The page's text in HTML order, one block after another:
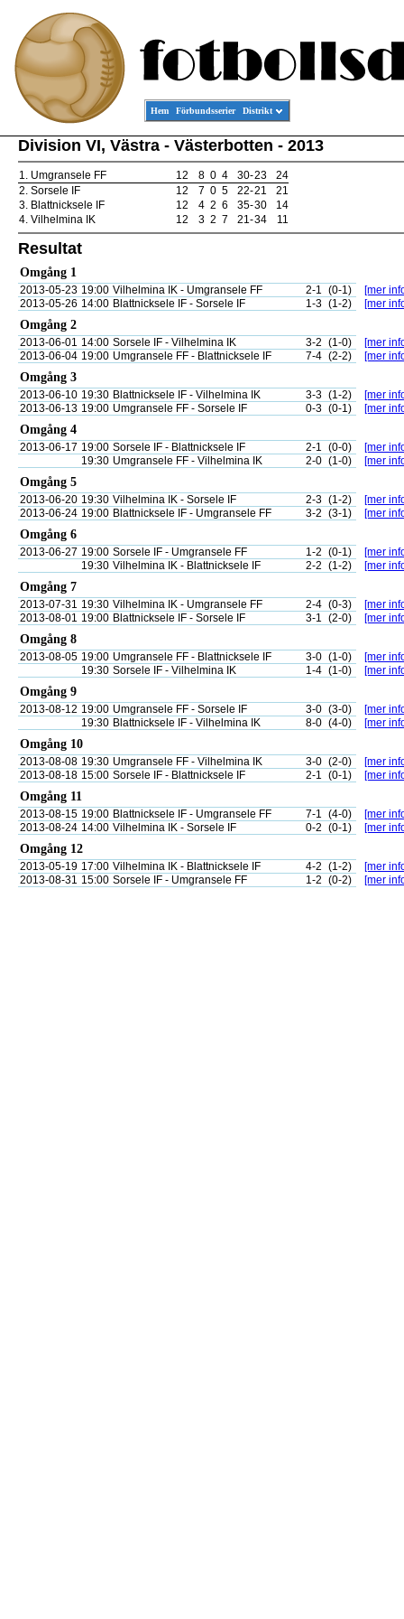
Hem Förbundsserier Distrikt
Division VI, Västra - Västerbotten - 2013
1. Umgransele FF 12 8 0 4 30-23
24
2. Sorsele IF 12 7 0 5 22-21
21
3. Blattnicksele IF 12 4 2 6 35-30
14
4. Vilhelmina IK 12 3 2 7 21-34 11
Resultat
Omgång 1
2013-05-23 19:00 Vilhelmina IK - Umgransele FF 2-1 (0-1)
[mer
2013-05-26 14:00 Blattnicksele IF - Sorsele IF 1-3 (1-2) [mer
Omgång 2
2013-06-01 14:00 Sorsele IF - Vilhelmina IK 3-2 (1-0)
[mer
2013-06-04 19:00 Umgransele FF - Blattnicksele IF 7-4 (2-2) [mer
Omgång 3
2013-06-10 19:30 Blattnicksele IF - Vilhelmina IK 3-3 (1-2)
[mer
2013-06-13 19:00 Umgransele FF - Sorsele IF 0-3 (0-1) [mer
Omgång 4
2013-06-17 19:00 Sorsele IF - Blattnicksele IF 2-1 (0-0)
[mer
19:30 Umgransele FF - Vilhelmina IK 2-0 (1-0) [mer
Omgång 5
2013-06-20 19:30 Vilhelmina IK - Sorsele IF 2-3 (1-2)
[mer
2013-06-24 19:00 Blattnicksele IF - Umgransele FF 3-2 (3-1) [mer
Omgång 6
2013-06-27 19:00 Sorsele IF - Umgransele FF 1-2 (0-1)
[mer
19:30 Vilhelmina IK - Blattnicksele IF 2-2 (1-2) [mer
Omgång 7
2013-07-31 19:30 Vilhelmina IK - Umgransele FF 2-4 (0-3)
[mer
2013-08-01 19:00 Blattnicksele IF - Sorsele IF 3-1 (2-0) [mer
Omgång 8
2013-08-05 19:00 Umgransele FF - Blattnicksele IF 3-0 (1-0)
[mer
19:30 Sorsele IF - Vilhelmina IK 1-4 (1-0) [mer
Omgång 9
2013-08-12 19:00 Umgransele FF - Sorsele IF 3-0 (3-0)
[mer
19:30 Blattnicksele IF - Vilhelmina IK 8-0 (4-0) [mer
Omgång 10
2013-08-08 19:30 Umgransele FF - Vilhelmina IK 3-0 (2-0)
[mer
2013-08-18 15:00 Sorsele IF - Blattnicksele IF 2-1 (0-1) [mer
Omgång 11
2013-08-15 19:00 Blattnicksele IF - Umgransele FF 7-1 (4-0)
[mer
2013-08-24 14:00 Vilhelmina IK - Sorsele IF 0-2 (0-1) [mer
Omgång 12
2013-05-19 17:00 Vilhelmina IK - Blattnicksele IF 4-2 (1-2)
[mer
2013-08-31 15:00 Sorsele IF - Umgransele FF 1-2 (0-2) [mer